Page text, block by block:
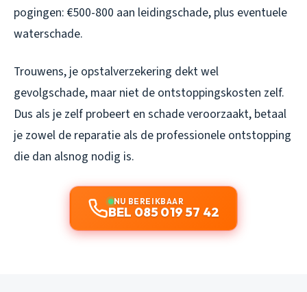
pogingen: €500-800 aan leidingschade, plus eventuele
waterschade.
Trouwens, je opstalverzekering dekt wel
gevolgschade, maar niet de ontstoppingskosten zelf.
Dus als je zelf probeert en schade veroorzaakt, betaal
je zowel de reparatie als de professionele ontstopping
die dan alsnog nodig is.
NU BEREIKBAAR
BEL 085 019 57 42